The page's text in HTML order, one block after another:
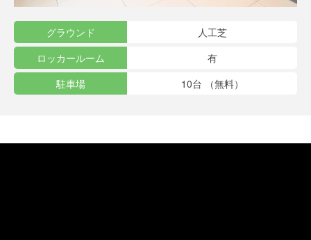
グラウンド
人工芝
ロッカールーム
有
駐車場
10台 （無料）